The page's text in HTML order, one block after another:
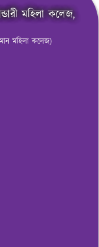
মহিলা কলেজ,
মহিলা কলেজ)